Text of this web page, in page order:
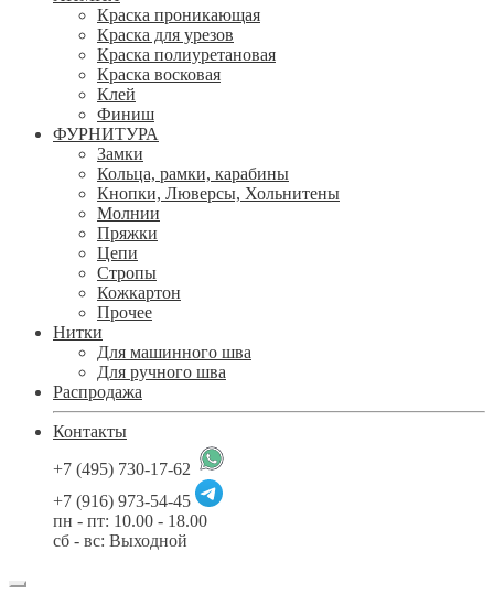
Краска проникающая
Краска для урезов
Краска полиуретановая
Краска восковая
Клей
Финиш
ФУРНИТУРА
Замки
Кольца, рамки, карабины
Кнопки, Люверсы, Хольнитены
Молнии
Пряжки
Цепи
Стропы
Кожкартон
Прочее
Нитки
Для машинного шва
Для ручного шва
Распродажа
Контакты
+7 (495) 730-17-62
+7 (916) 973-54-45
пн - пт: 10.00 - 18.00
сб - вс: Выходной